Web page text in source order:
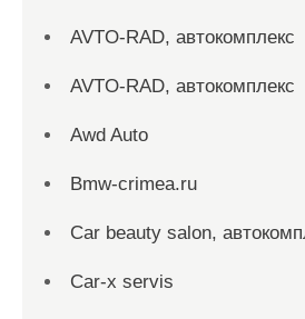
AVTO-RAD, автокомплекс
AVTO-RAD, автокомплекс
Awd Auto
Bmw-crimea.ru
Car beauty salon,
Car-x servis